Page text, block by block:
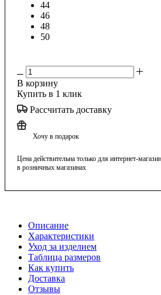
44
46
48
50
В корзину
Купить в 1 клик
Рассчитать доставку
Хочу в подарок
Цена действительна только для интернет-
в розничных магазинах
Описание
Характеристики
Уход за изделием
Таблица размеров
Как купить
Доставка
Отзывы